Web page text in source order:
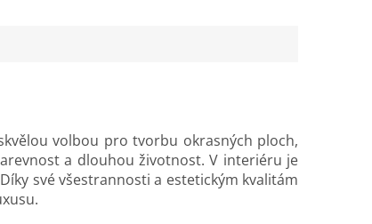
volbou pro tvorbu okrasných ploch,
a dlouhou životnost. V interiéru je
své všestrannosti a estetickým kvalitám